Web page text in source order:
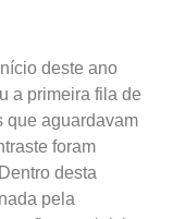
deste ano
a primeira fila de
que aguardavam
foram
desta
pela